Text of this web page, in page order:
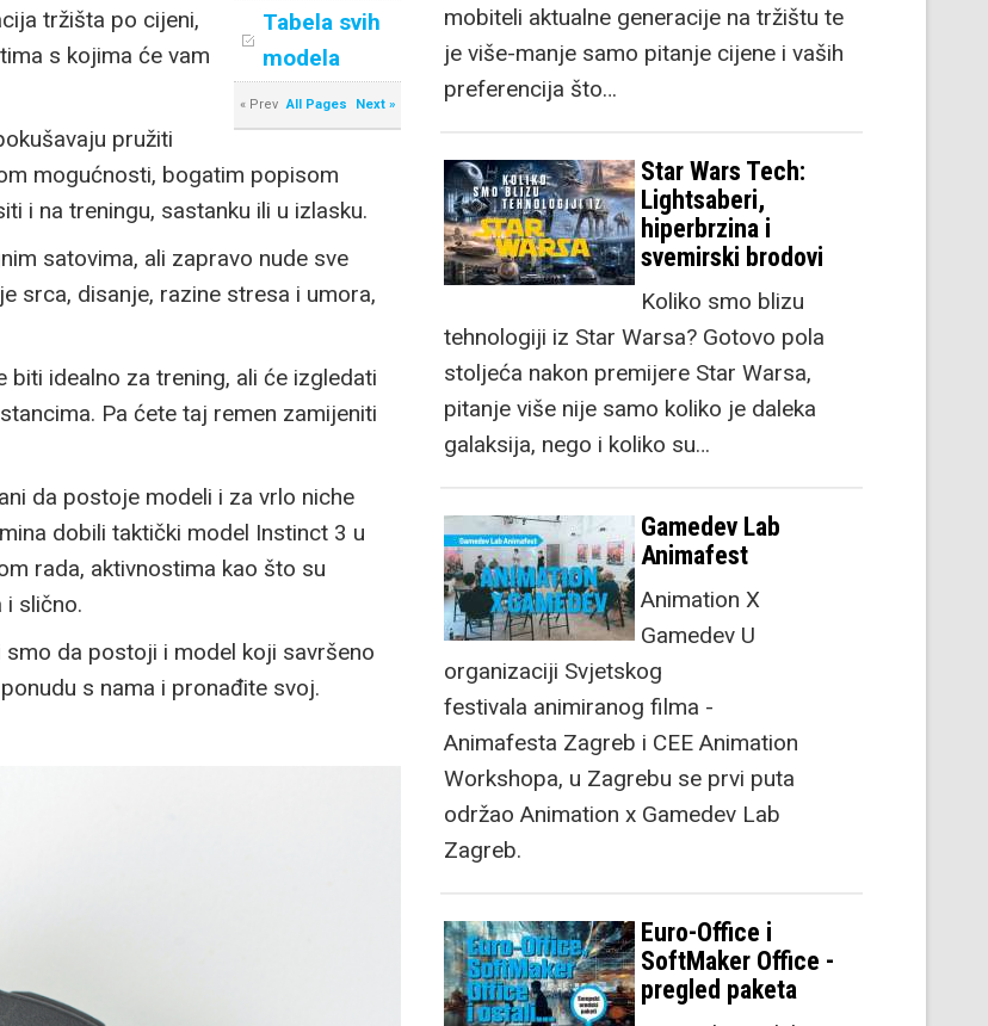
Tabela svih
modela
« Prev All Pages Next »
tržišta po cijeni,
s kojima će vam
pružiti
mogućnosti, bogatim popisom
i na treningu, sastanku ili u izlasku.
satovima, ali zapravo nude sve
srca, disanje, razine stresa i umora,
idealno za trening, ali će izgledati
Pa ćete taj remen zamijeniti
da postoje modeli i za vrlo niche
dobili taktički model Instinct 3 u
rada, aktivnostima kao što su
i slično.
da postoji i model koji savršeno
s nama i pronađite svoj.
mobiteli aktualne generacije na tržištu te
je više-manje samo pitanje cijene i vaših
preferencija što…
Star Wars Tech:
Lightsaberi,
hiperbrzina i
svemirski brodovi
Koliko smo blizu
tehnologiji iz Star Warsa? Gotovo pola
stoljeća nakon premijere Star Warsa,
pitanje više nije samo koliko je daleka
galaksija, nego i koliko su…
Gamedev Lab
Animafest
Animation X
Gamedev U
organizaciji Svjetskog
festivala animiranog filma -
Animafesta Zagreb i CEE Animation
Workshopa, u Zagrebu se prvi puta
održao Animation x Gamedev Lab
Zagreb.
Euro-Office i
SoftMaker Office -
pregled paketa